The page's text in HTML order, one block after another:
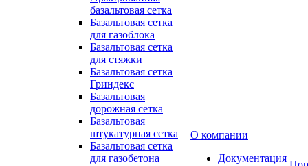
базальтовая сетка
Базальтовая сетка
для газоблока
Базальтовая сетка
для стяжки
Базальтовая сетка
Гриндекс
Базальтовая
дорожная сетка
Базальтовая
штукатурная сетка
Базальтовая сетка
для газобетона
О компании
Документация